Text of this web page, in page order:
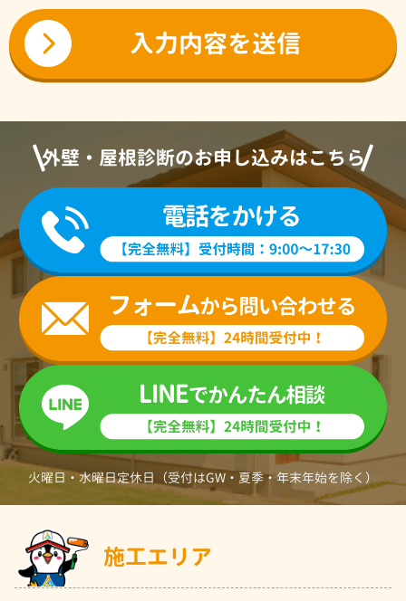
外壁・屋根診断のお申し込みはこちら
火曜日・水曜日定休日（受付はGW・夏季・年末年始を除く）
施工エリア